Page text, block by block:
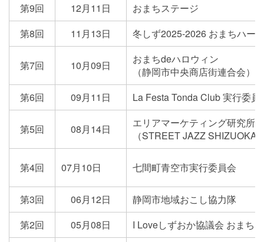
第9回
12月11日
おまちステージ
第8回
11月13日 冬しず2025-2026 おまちハー
第7回 10月09日
おまちdeハロウィン
（静岡市中央商店街連合会）
第6回
09月11日 La Festa Tonda Club 実行委員
第5回 08月14日
エリアマーケティング研究所
（STREET JAZZ SHIZUOKA
第4回 07月10日 七間町青空市実行委員会
第3回 06月12日
静岡市地域おこし協力隊
第2回
05月08日
I Loveしずおか協議